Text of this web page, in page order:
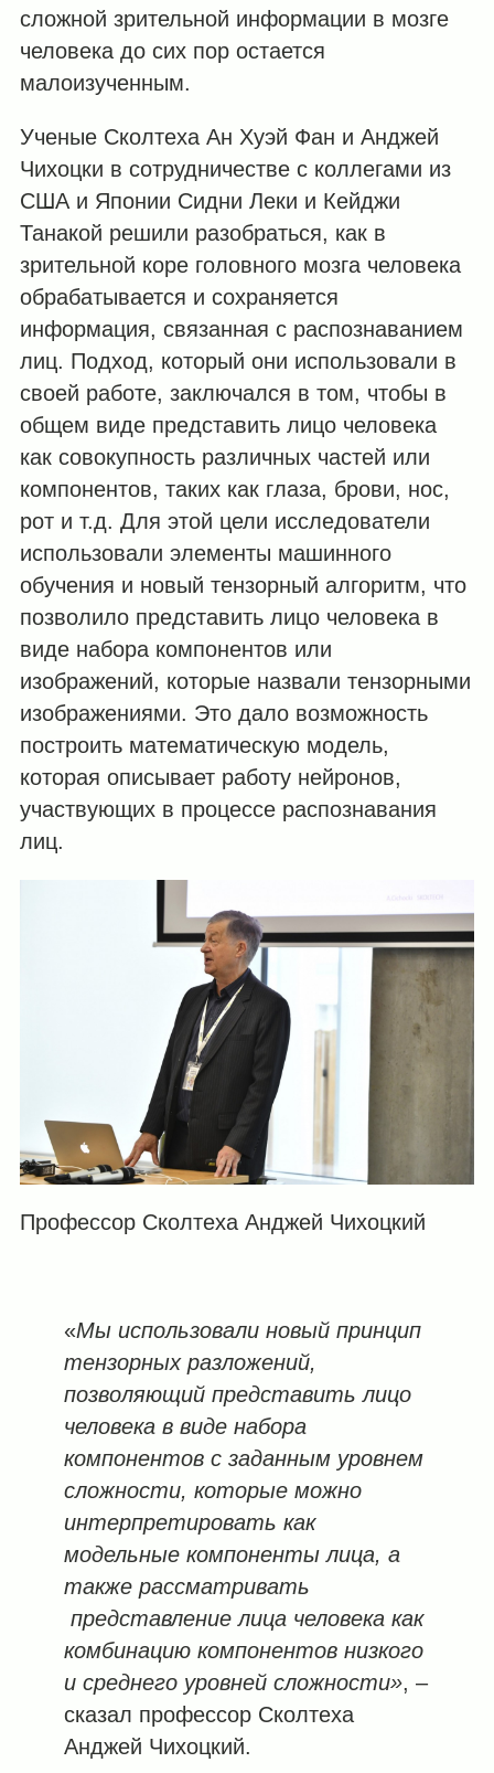
сложной зрительной информации в мозге
человека до сих пор остается
малоизученным.
Ученые Сколтеха Ан Хуэй Фан и Анджей
Чихоцки в сотрудничестве с коллегами из
США и Японии Сидни Леки и Кейджи
Танакой решили разобраться, как в
зрительной коре головного мозга человека
обрабатывается и сохраняется
информация, связанная с распознаванием
лиц. Подход, который они использовали в
своей работе, заключался в том, чтобы в
общем виде представить лицо человека
как совокупность различных частей или
компонентов, таких как глаза, брови, нос,
рот и т.д. Для этой цели исследователи
использовали элементы машинного
обучения и новый тензорный алгоритм, что
позволило представить лицо человека в
виде набора компонентов или
изображений, которые назвали тензорными
изображениями. Это дало возможность
построить математическую модель,
которая описывает работу нейронов,
участвующих в процессе распознавания
лиц.
Профессор Сколтеха Анджей Чихоцкий
«Мы использовали новый принцип
тензорных разложений,
позволяющий представить лицо
человека в виде набора
компонентов с заданным уровнем
сложности, которые можно
интерпретировать как
модельные компоненты лица, а
также рассматривать
представление лица человека как
комбинацию компонентов низкого
и среднего уровней сложности», –
сказал профессор Сколтеха
Анджей Чихоцкий.